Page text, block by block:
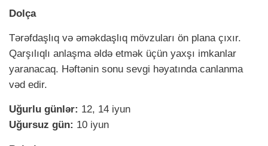
Dolça
Tərəfdaşlıq və əməkdaşlıq mövzuları ön plana çıxır.
Qarşılıqlı anlaşma əldə etmək üçün yaxşı imkanlar
yaranacaq. Həftənin sonu sevgi həyatında canlanma
vəd edir.
Uğurlu günlər: 12, 14 iyun
Uğursuz gün: 10 iyun